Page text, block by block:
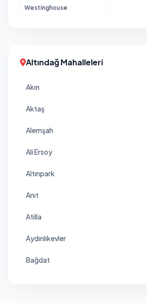
Westinghouse
Altındağ Mahalleleri
Akın
Aktaş
Alemşah
Ali Ersoy
Altınpark
Anıt
Atilla
Aydınlıkevler
Bağdat